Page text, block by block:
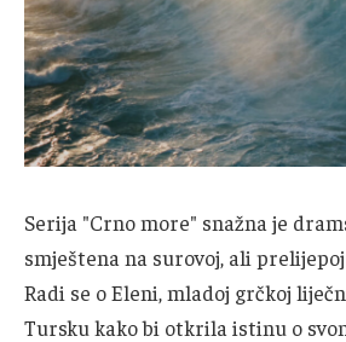
Serija "Crno more" snažna je
smještena na surovoj, ali
Radi se o Eleni, mladoj grčkoj
Tursku kako bi otkrila istinu o